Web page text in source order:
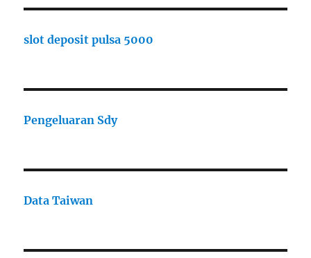
slot deposit pulsa 5000
Pengeluaran Sdy
Data Taiwan